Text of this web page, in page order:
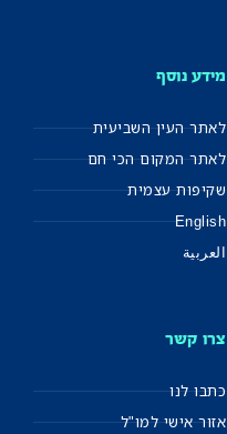
מידע נוסף
לאתר העין השביעית
לאתר המקום הכי חם
שקיפות עצמית
English
العربية
צרו קשר
כתבו לנו
אזור אישי למו"ל